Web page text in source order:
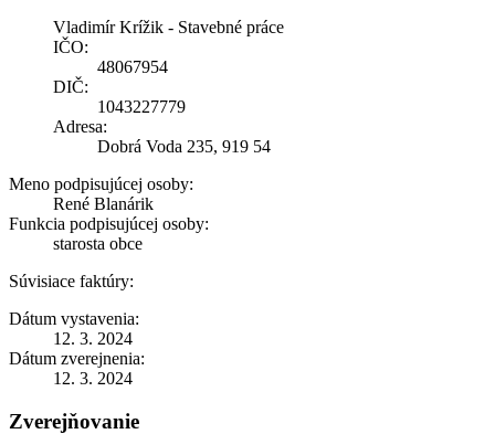
Vladimír Krížik - Stavebné práce
IČO:
48067954
DIČ:
1043227779
Adresa:
Dobrá Voda 235, 919 54
Meno podpisujúcej osoby:
René Blanárik
Funkcia podpisujúcej osoby:
starosta obce
Súvisiace faktúry:
Dátum vystavenia:
12. 3. 2024
Dátum zverejnenia:
12. 3. 2024
Zverejňovanie